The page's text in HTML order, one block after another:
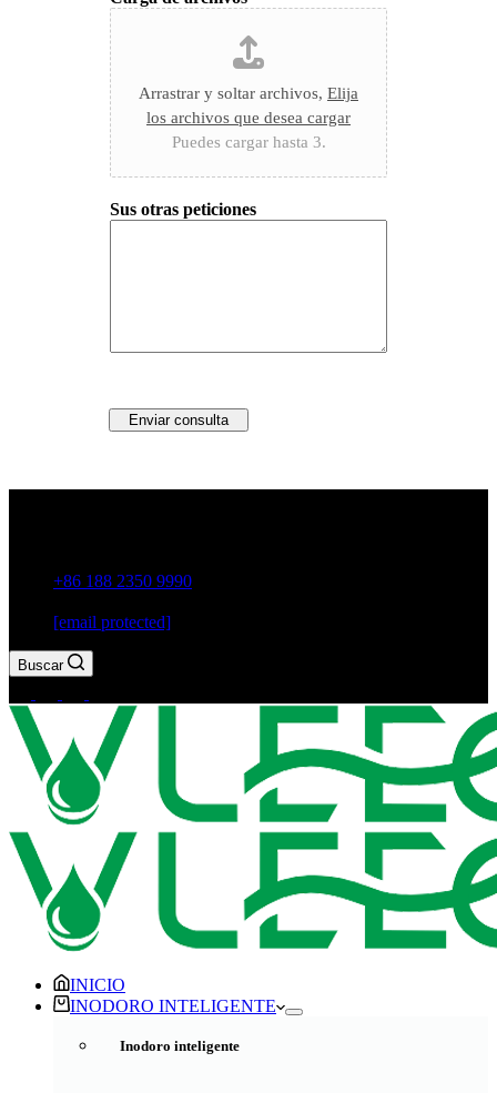
Arrastrar y soltar archivos, Elija
los archivos que desea cargar
Puedes cargar hasta 3.
Sus otras peticiones
Enviar consulta
+86 188 2350 9990
[email protected]
Buscar
INICIO
INODORO INTELIGENTE
Inodoro inteligente